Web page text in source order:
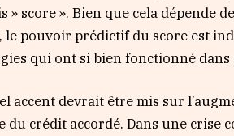
» score ». Bien que cela dépende
le pouvoir prédictif du score est
qui ont si bien fonctionné dans
accent devrait être mis sur
du crédit accordé. Dans une crise